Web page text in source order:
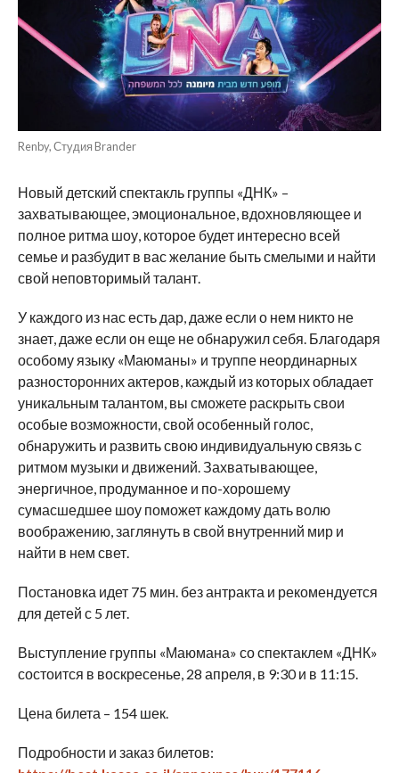
Renby, Студия Brander
Новый детский спектакль группы «ДНК» –
захватывающее, эмоциональное, вдохновляющее и
полное ритма шоу, которое будет интересно всей
семье и разбудит в вас желание быть смелыми и найти
свой неповторимый талант.
У каждого из нас есть дар, даже если о нем никто не
знает, даже если он еще не обнаружил себя. Благодаря
особому языку «Маюманы» и труппе неординарных
разносторонних актеров, каждый из которых обладает
уникальным талантом, вы сможете раскрыть свои
особые возможности, свой особенный голос,
обнаружить и развить свою индивидуальную связь с
ритмом музыки и движений. Захватывающее,
энергичное, продуманное и по-хорошему
сумасшедшее шоу поможет каждому дать волю
воображению, заглянуть в свой внутренний мир и
найти в нем свет.
Постановка идет 75 мин. без антракта и рекомендуется
для детей с 5 лет.
Выступление группы «Маюмана» со спектаклем «ДНК»
состоится в воскресенье, 28 апреля, в 9:30 и в 11:15.
Цена билета – 154 шек.
Подробности и заказ билетов: